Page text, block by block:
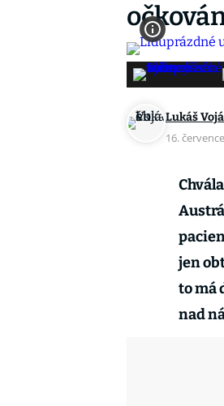
Lukáš
16.
jen
to má
nad